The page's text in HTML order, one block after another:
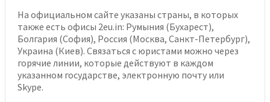
На официальном сайте указаны страны, в которых
также есть офисы 2eu.in: Румыния (Бухарест),
Болгария (София), Россия (Москва, Санкт-Петербург),
Украина (Киев). Связаться с юристами можно через
горячие линии, которые действуют в каждом
указанном государстве, электронную почту или
Skype.